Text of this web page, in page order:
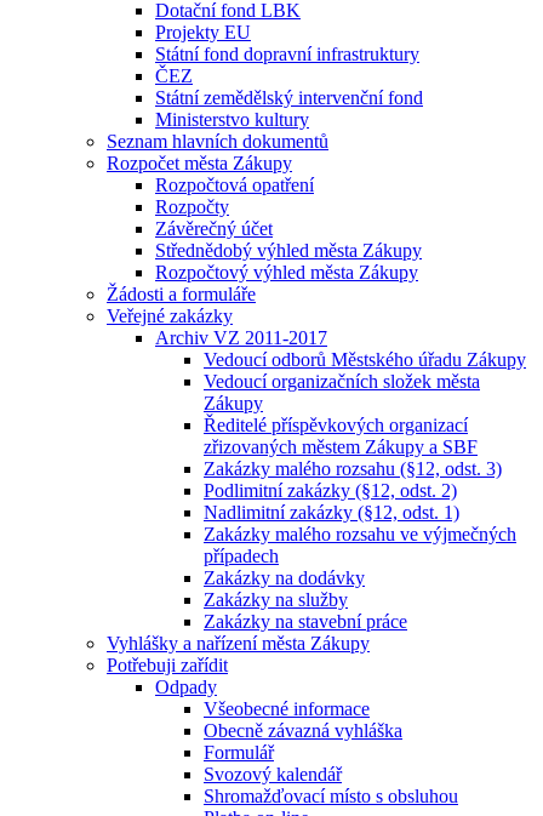
Dotační fond LBK
Projekty EU
Státní fond dopravní infrastruktury
ČEZ
Státní zemědělský intervenční fond
Ministerstvo kultury
Seznam hlavních dokumentů
Rozpočet města Zákupy
Rozpočtová opatření
Rozpočty
Závěrečný účet
Střednědobý výhled města Zákupy
Rozpočtový výhled města Zákupy
Žádosti a formuláře
Veřejné zakázky
Archiv VZ 2011-2017
Vedoucí odborů Městského úřadu Zákupy
Vedoucí organizačních složek města
Zákupy
Ředitelé příspěvkových organizací
zřizovaných městem Zákupy a SBF
Zakázky malého rozsahu (§12, odst. 3)
Podlimitní zakázky (§12, odst. 2)
Nadlimitní zakázky (§12, odst. 1)
Zakázky malého rozsahu ve výjmečných
případech
Zakázky na dodávky
Zakázky na služby
Zakázky na stavební práce
Vyhlášky a nařízení města Zákupy
Potřebuji zařídit
Odpady
Všeobecné informace
Obecně závazná vyhláška
Formulář
Svozový kalendář
Shromažďovací místo s obsluhou